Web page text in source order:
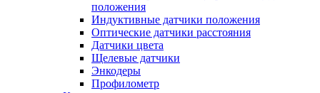
положения
Индуктивные датчики положения
Оптические датчики расстояния
Датчики цвета
Щелевые датчики
Энкодеры
Профилометр